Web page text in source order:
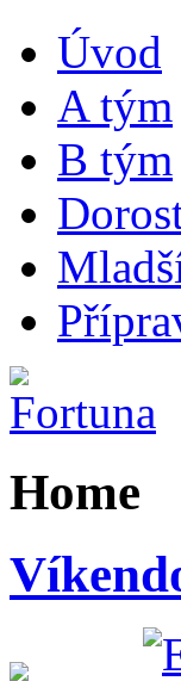
Úvod
A tým
B tým
Home